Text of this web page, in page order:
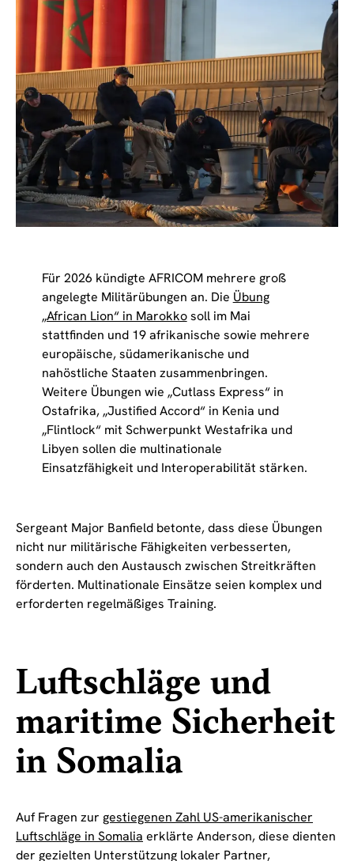
Für 2026 kündigte AFRICOM mehrere groß
angelegte Militärübungen an. Die Übung
„African Lion“ in Marokkosoll im Mai
stattfinden und 19 afrikanische sowie mehrere
europäische, südamerikanische und
nahöstliche Staaten zusammenbringen.
Weitere Übungen wie „Cutlass Express“ in
Ostafrika, „Justified Accord“ in Kenia und
„Flintlock“ mit Schwerpunkt Westafrika und
Libyen sollen die multinationale
Einsatzfähigkeit und Interoperabilität stärken.
Sergeant Major Banfield betonte, dass diese Übungen
nicht nur militärische Fähigkeiten verbesserten,
sondern auch den Austausch zwischen Streitkräften
förderten. Multinationale Einsätze seien komplex und
erforderten regelmäßiges Training.
Luftschläge und
maritime Sicherheit
in Somalia
Auf Fragen zur gestiegenen Zahl US-amerikanischer
Luftschläge in Somalia erklärte Anderson, diese dienten
der gezielten Unterstützung lokaler Partner,